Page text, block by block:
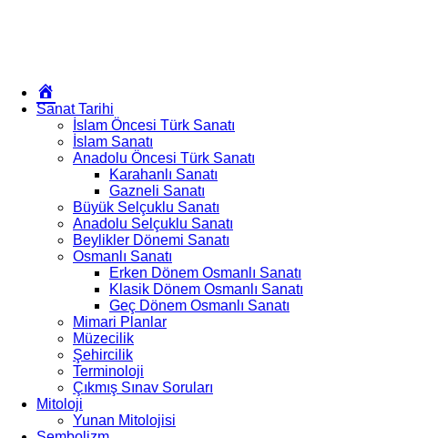
Yazarım
Sanat Tarihi
İslam Öncesi Türk Sanatı
İslam Sanatı
Anadolu Öncesi Türk Sanatı
Karahanlı Sanatı
Gazneli Sanatı
Büyük Selçuklu Sanatı
Anadolu Selçuklu Sanatı
Beylikler Dönemi Sanatı
Osmanlı Sanatı
Erken Dönem Osmanlı Sanatı
Klasik Dönem Osmanlı Sanatı
Geç Dönem Osmanlı Sanatı
Mimari Planlar
Müzecilik
Şehircilik
Terminoloji
Çıkmış Sınav Soruları
Mitoloji
Yunan Mitolojisi